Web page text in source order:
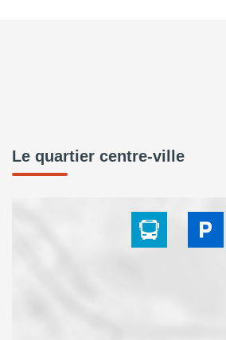
Le quartier centre-ville